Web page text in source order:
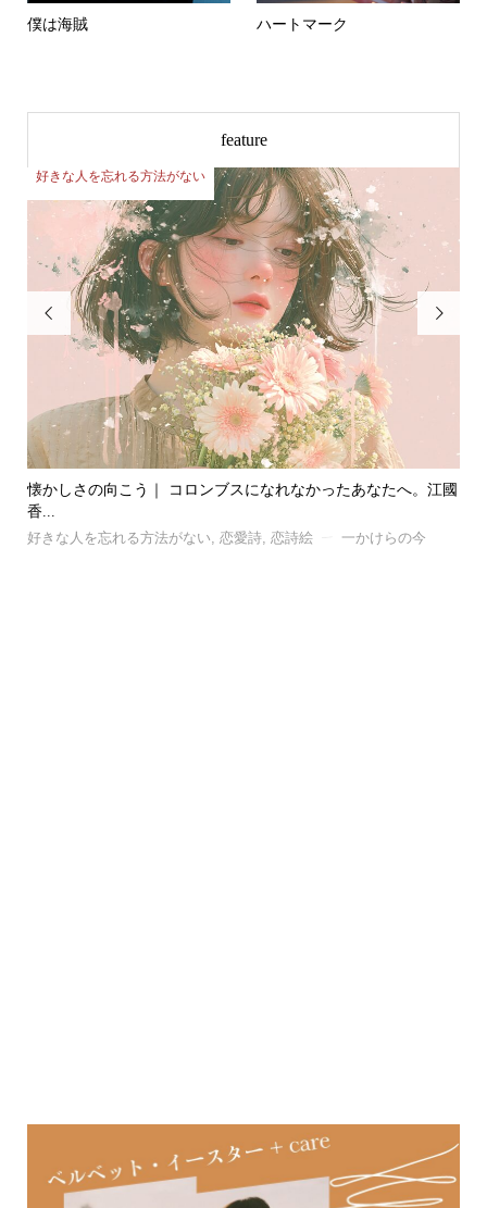
僕は海賊 ハートマーク
feature

風｜ 忘れたい記憶と、忘れられない記憶の話。C.S.ルイスが...
好きな人を忘れる方法がない
好きな人を忘れる方法がない
